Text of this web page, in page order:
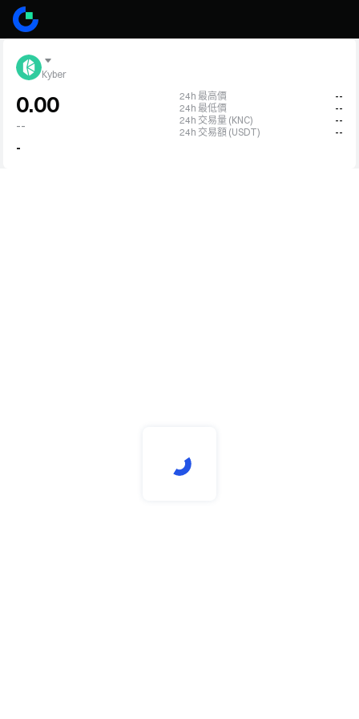
Kyber
0.00
--
-
24h 最高價
--
24h 最低價
--
24h 交易量 (KNC)
--
24h 交易額 (USDT)
--